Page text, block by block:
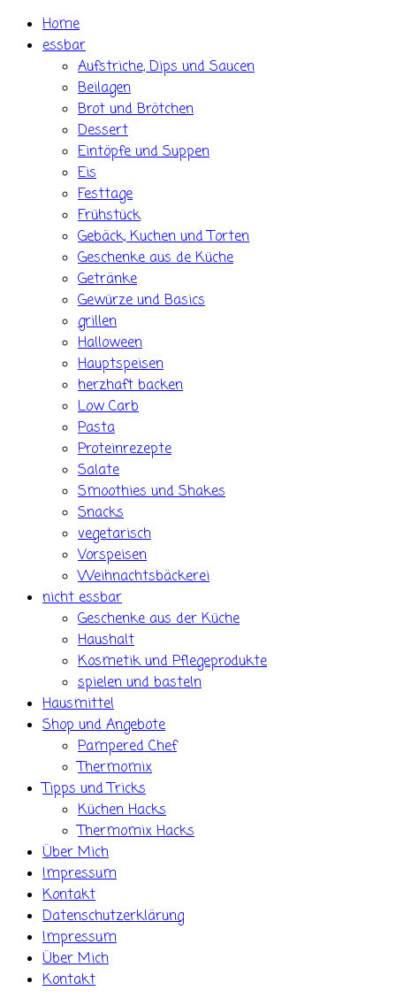
Skip Home
essbar
Aufstriche, Dips und Saucen
Beilagen
Brot und Brötchen
Dessert
Eintöpfe und Suppen
Eis
Festtage
Frühstück
Gebäck, Kuchen und Torten
Geschenke aus de Küche
Getränke
Gewürze und Basics
grillen
Halloween
Hauptspeisen
herzhaft backen
Low Carb
Pasta
Proteinrezepte
Salate
Smoothies und Shakes
Snacks
vegetarisch
Vorspeisen
Weihnachtsbäckerei
nicht essbar
Geschenke aus der Küche
Haushalt
Kosmetik und Pflegeprodukte
spielen und basteln
Hausmittel
Shop und Angebote
Pampered Chef
Thermomix
Tipps und Tricks
Küchen Hacks
Thermomix Hacks
Über Mich
Impressum
Kontakt
Datenschutzerklärung
Impressum
Über Mich
Kontakt